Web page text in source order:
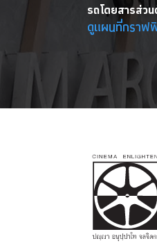
รถโดยสารส่ว
ดูแผนที่กราฟ